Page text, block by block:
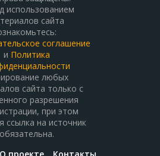
использованием
сайта
соглашение
и Политика
любых
сайта только с
разрешения
при этом
ссылка на источник
обязательна.